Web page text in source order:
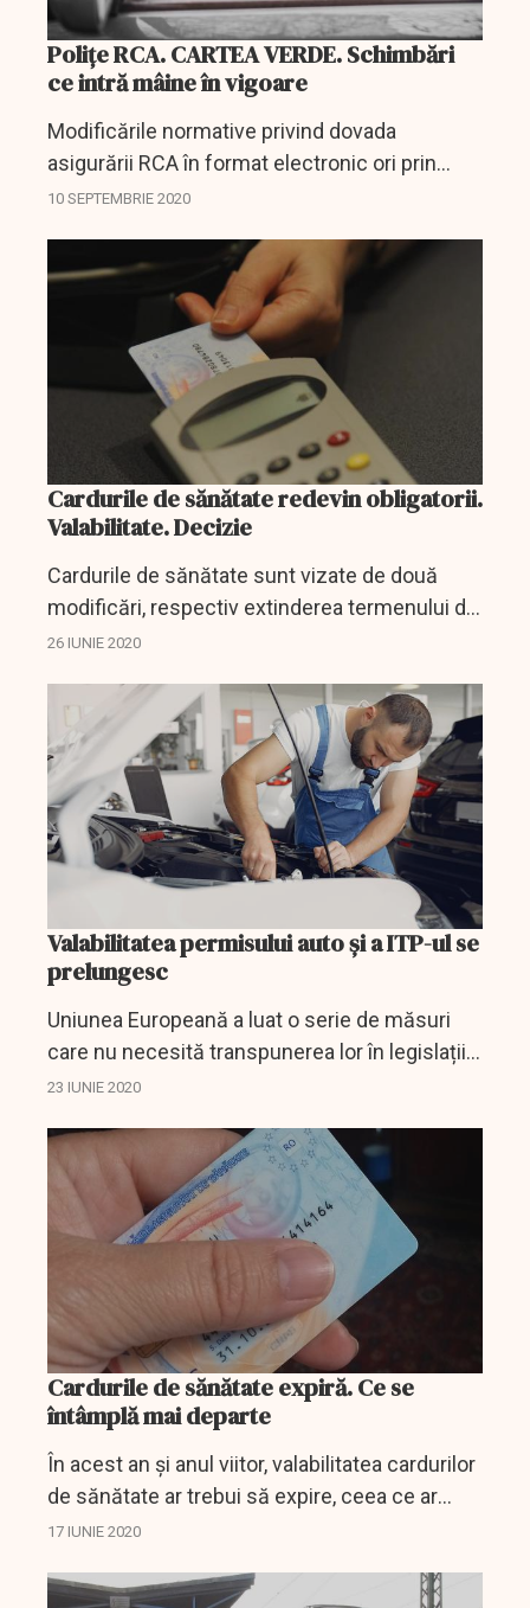
Polițe RCA. CARTEA VERDE. Schimbări
ce intră mâine în vigoare
Modificările normative privind dovada
asigurării RCA în format electronic ori prin
interogarea bazei de date AIDA, în cazul unui
vigoare cu începere din...
10 SEPTEMBRIE 2020
Cardurile de sănătate redevin obligatorii.
Valabilitate. Decizie
Cardurile de sănătate sunt vizate de două
modificări, respectiv extinderea termenului de
valabilitate al acestora și al doilea,
26 IUNIE 2020
Valabilitatea permisului auto și a ITP-ul se
prelungesc
Uniunea Europeană a luat o serie de măsuri
care nu necesită transpunerea lor în legislațiile
țărilor membre și care privesc domeniul auto.
23 IUNIE 2020
Cardurile de sănătate expiră. Ce se
întâmplă mai departe
În acest an și anul viitor, valabilitatea cardurilor
de sănătate ar trebui să expire, ceea ce ar
însemna că Ministerul Sănătății va trebui să
17 IUNIE 2020